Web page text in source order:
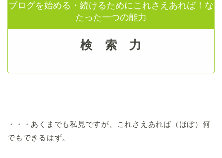
ブログを始める・続けるためにこれさえあれば！な
たった一つの能力
検 索 力
・・・あくまでも私見ですが、これさえあれば（ほぼ）何
でもできるはず。